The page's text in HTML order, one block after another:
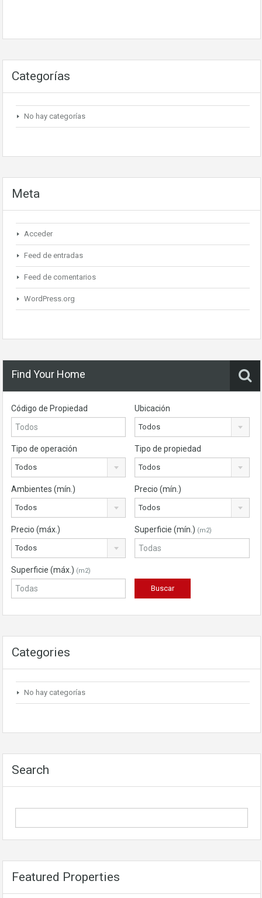
Categorías
No hay categorías
Meta
Acceder
Feed de entradas
Feed de comentarios
WordPress.org
Find Your Home
Código de Propiedad Ubicación
Todos
Tipo de operación
Todos
Tipo de propiedad
Todos
Ambientes (mín.)
Todos
Precio (mín.)
Todos
Precio (máx.)
Todos
Superficie (mín.) (m2)
Superficie (máx.) (m2)
Categories
No hay categorías
Search
Featured Properties